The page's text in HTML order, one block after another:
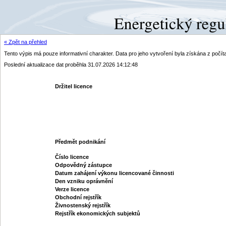
« Zpět na přehled
Tento výpis má pouze informativní charakter. Data pro jeho vytvoření byla získána z
Poslední aktualizace dat proběhla 31.07.2026 14:12:48
Držitel licence
Předmět podnikání
Číslo licence
Odpovědný zástupce
Datum zahájení výkonu licencované činnosti
Den vzniku oprávnění
Verze licence
Obchodní rejstřík
Živnostenský rejstřík
Rejstřík ekonomických subjektů